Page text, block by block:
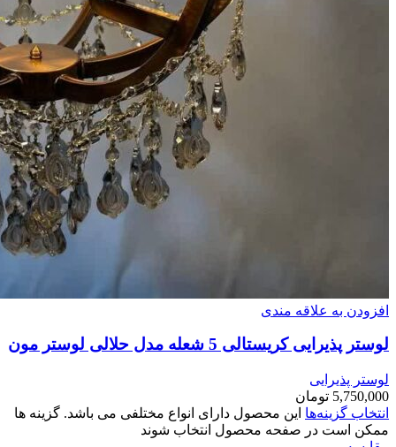
افزودن به علاقه مندی
لوستر پذیرایی کریستالی 5 شعله مدل حلالی لوستر مون
لوستر پذیرایی
5,750,000 تومان
انتخاب گزینه‌ها این محصول دارای انواع مختلفی می باشد. گزینه ها
ممکن است در صفحه محصول انتخاب شوند